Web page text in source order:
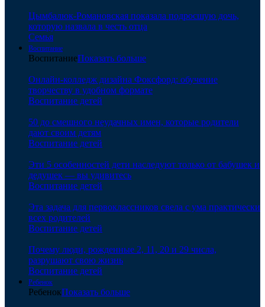
Цымбалюк-Романовская показала подросшую дочь,
которую назвала в честь отца
Семья
Воспитание
ВоспитаниеПоказать больше
Онлайн-колледж дизайна Фоксфорд: обучение
творчеству в удобном формате
Воспитание детей
50 до смешного неудачных имен, которые родители
дают своим детям
Воспитание детей
Эти 5 особенностей дети наследуют только от бабушек и
дедушек — вы удивитесь
Воспитание детей
Эта задача для первоклассников свела с ума практически
всех родителей
Воспитание детей
Почему люди, рожденные 2, 11, 20 и 29 числа,
разрушают свою жизнь
Воспитание детей
Ребенок
РебенокПоказать больше